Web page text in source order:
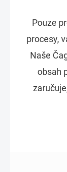
Pouze
procesy,
Naše
obsah